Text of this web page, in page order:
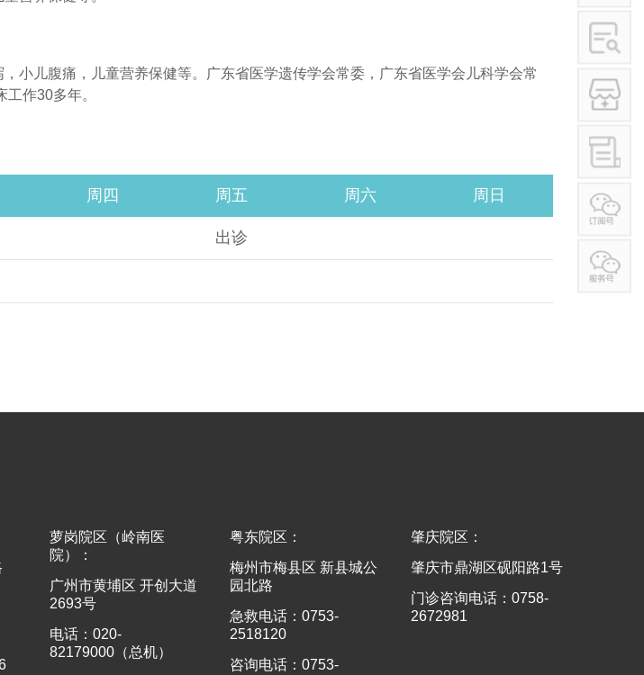
小儿腹痛，儿童营养保健等。广东省医学遗传学会常委，广东省医学会儿科学会常
作30多年。
周四 周五 周六 周日
出诊
萝岗院区（岭南医
院）：
广州市黄埔区 开创大道
2693号
电话：020-
82179000（总机）
粤东院区：
梅州市梅县区 新县城公
园北路
急救电话：0753-
2518120
咨询电话：0753-
肇庆院区：
肇庆市鼎湖区砚阳路1号
门诊咨询电话：0758-
2672981